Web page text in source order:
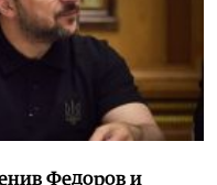
Федоров и